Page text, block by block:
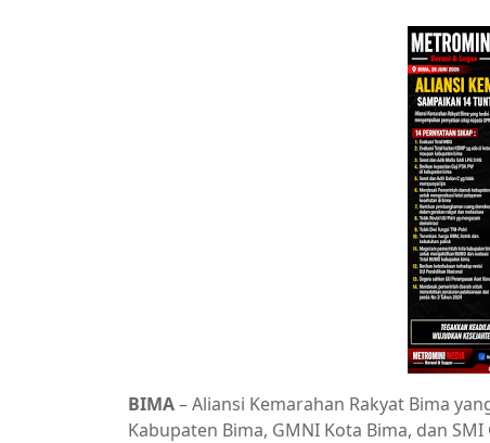
BIMA– Aliansi Kemarahan Rakyat Bima
Kabupaten Bima, GMNI Kota Bima, dan